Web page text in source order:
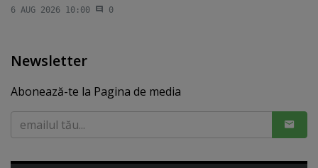
6 AUG 2026 10:00 0
Newsletter
Abonează-te la Pagina de media